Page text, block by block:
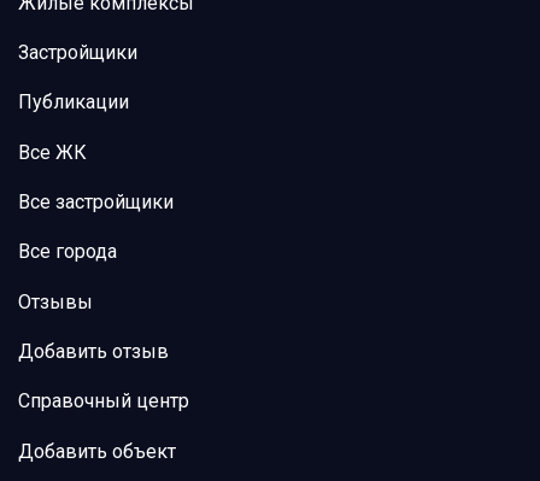
Застройщики
Публикации
Все ЖК
Все застройщики
Все города
Отзывы
Добавить отзыв
Справочный центр
Добавить объект